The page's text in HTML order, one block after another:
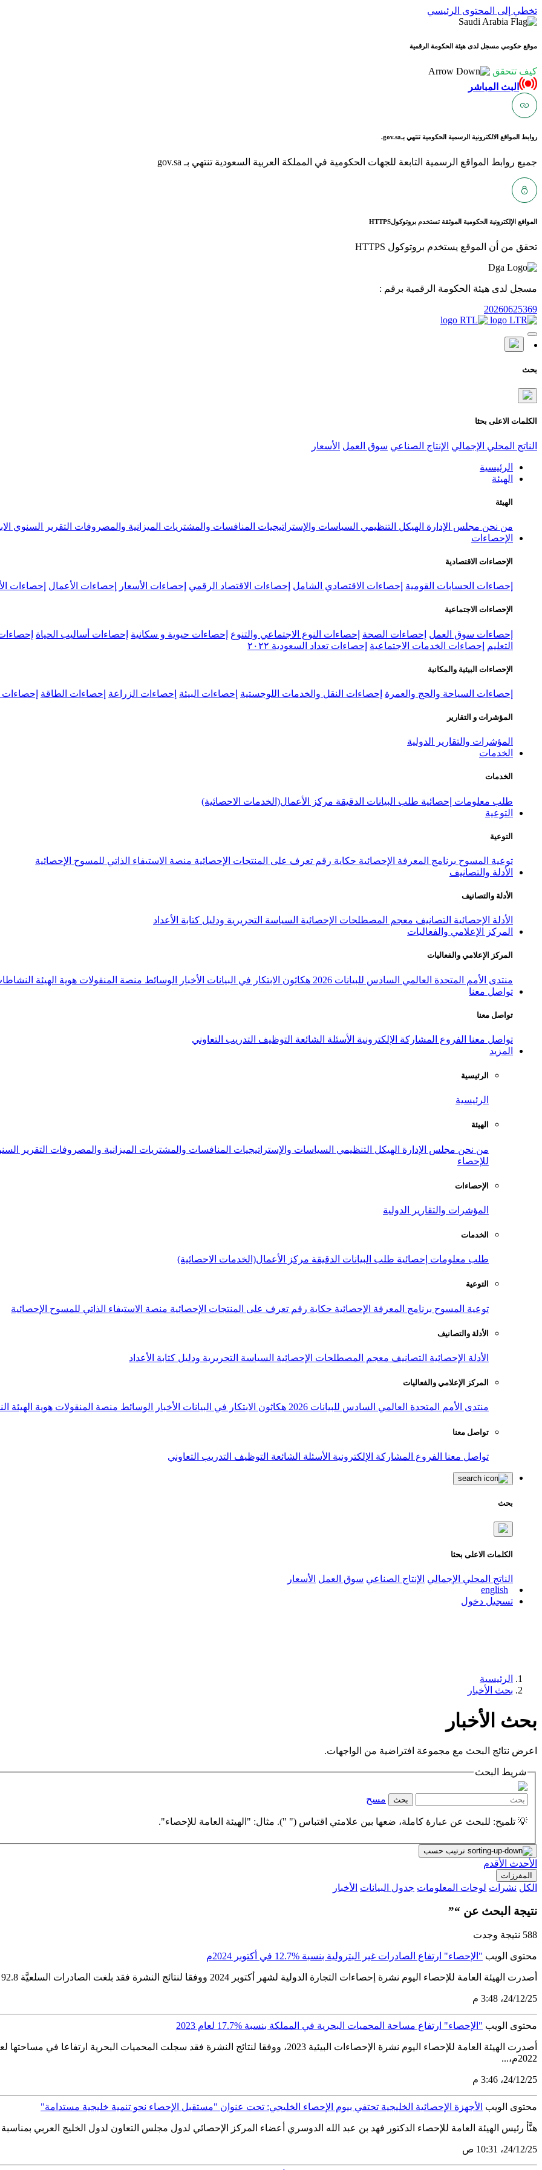
تخطي إلى المحتوى الرئيسي
موقع حكومي مسجل لدى هيئة الحكومة الرقمية
كيف تتحقق
البث المباشر
روابط المواقع الالكترونية الرسمية الحكومية تنتهي بـgov.sa.
جميع روابط المواقع الرسمية التابعة للجهات الحكومية في المملكة العربية السعودية تنتهي بـ gov.sa
المواقع الإلكترونية الحكومية الموثقة تستخدم بروتوكولHTTPS
تحقق من أن الموقع يستخدم بروتوكول HTTPS
مسجل لدى هيئة الحكومة الرقمية برقم :
20260625369
بحث
الكلمات الاعلى بحثا
الناتج المحلي الإجمالي الإنتاج الصناعي سوق العمل الأسعار
الرئيسية
الهيئة
الهيئة
من نحن مجلس الإدارة الهيكل التنظيمي السياسات والإستراتيجيات المنافسات والمشتريات الميزانية والمصروفات التقرير السنوي
الإحصاءات
الإحصاءات الاقتصادية
إحصاءات الحسابات القومية إحصاءات الاقتصادي الشامل إحصاءات الاقتصاد الرقمي إحصاءات الأسعار إحصاءات الأعمال إحصاءات
الإحصاءات الاجتماعية
إحصاءات سوق العمل إحصاءات الصحة إحصاءات النوع الاجتماعي والتنوع إحصاءات حيوية و سكانية إحصاءات أساليب الحياة
التعليم
إحصاءات الخدمات الاجتماعية إحصاءات تعداد السعودية ٢٠٢٢
الإحصاءات البيئية والمكانية
إحصاءات السياحة والحج والعمرة إحصاءات النقل والخدمات اللوجستية إحصاءات البيئة إحصاءات الزراعة إحصاءات الطاقة إحصاءات
المؤشرات و التقارير
المؤشرات والتقارير الدولية
الخدمات
الخدمات
طلب معلومات إحصائية طلب البيانات الدقيقة مركز الأعمال(الخدمات الاحصائية)
التوعية
التوعية
توعية المسوح برنامج المعرفة الإحصائية حكاية رقم تعرف على المنتجات الإحصائية منصة الاستيفاء الذاتي للمسوح الإحصائية
الأدلة والتصانيف
الأدلة والتصانيف
الأدلة الإحصائية التصانيف معجم المصطلحات الإحصائية السياسة التحريرية ودليل كتابة الأعداد
المركز الإعلامي والفعاليات
المركز الإعلامي والفعاليات
منتدى الأمم المتحدة العالمي السادس للبيانات 2026 هكاثون الابتكار في البيانات الأخبار الوسائط منصة المنقولات هوية الهيئة
تواصل معنا
تواصل معنا
تواصل معنا الفروع المشاركة الإلكترونية الأسئلة الشائعة التوظيف التدريب التعاوني
المزيد
الرئيسية
الرئيسية
الهيئة
من نحن مجلس الإدارة الهيكل التنظيمي السياسات والإستراتيجيات المنافسات والمشتريات الميزانية والمصروفات التقرير
للإحصاء
الإحصاءات
المؤشرات والتقارير الدولية
الخدمات
طلب معلومات إحصائية طلب البيانات الدقيقة مركز الأعمال(الخدمات الاحصائية)
التوعية
توعية المسوح برنامج المعرفة الإحصائية حكاية رقم تعرف على المنتجات الإحصائية منصة الاستيفاء الذاتي للمسوح الإحصائية
الأدلة والتصانيف
الأدلة الإحصائية التصانيف معجم المصطلحات الإحصائية السياسة التحريرية ودليل كتابة الأعداد
المركز الإعلامي والفعاليات
منتدى الأمم المتحدة العالمي السادس للبيانات 2026 هكاثون الابتكار في البيانات الأخبار الوسائط منصة المنقولات هوية الهيئة
تواصل معنا
تواصل معنا الفروع المشاركة الإلكترونية الأسئلة الشائعة التوظيف التدريب التعاوني
بحث
الكلمات الاعلى بحثا
الناتج المحلي الإجمالي الإنتاج الصناعي سوق العمل الأسعار
english
تسجيل دخول
الرئيسية
بحث الأخبار
بحث الأخبار
اعرض نتائج البحث مع مجموعة افتراضية من الواجهات.
شريط البحث
بحث مسح
💡 تلميح: للبحث عن عبارة كاملة، ضعها بين علامتي اقتباس (" "). مثال: "الهيئة العامة للإحصاء".
ترتيب حسب
الأحدث الأقدم
المفرزات
الكل نشرات لوحات المعلومات جدول البيانات الأخبار
نتيجة البحث عن “”
588 نتيجة وجدت
محتوى الويب "الإحصاء" ارتفاع الصادرات غير البترولية بنسبة %12.7 في أكتوبر 2024م
أصدرت الهيئة العامة للإحصاء اليوم نشرة إحصاءات التجارة الدولية لشهر أكتوبر 2024 ووفقا لنتائج النشرة فقد بلغت الصادرات السلعيَّة 92.8 مليون ريال، حيث بلغت قيمة الصادرات البترولية 67.4 مليون ريال،...
25‏/12‏/24، 3:48 م
محتوى الويب "الإحصاء" ارتفاع مساحة المحميات البحرية في المملكة بنسبة %17.7 لعام 2023
2022م،...
25‏/12‏/24، 3:46 م
محتوى الويب الأجهزة الإحصائية الخليجية تحتفي بيوم الإحصاء الخليجي: تحت عنوان "مستقبل الإحصاء نحو تنمية خليجية مستدامة"
هنَّأ رئيس الهيئة العامة للإحصاء الدكتور فهد بن عبد الله الدوسري أعضاء المركز الإحصائي لدول مجلس التعاون لدول الخليج العربي بمناسبة يوم الإحصاء
25‏/12‏/24، 10:31 ص